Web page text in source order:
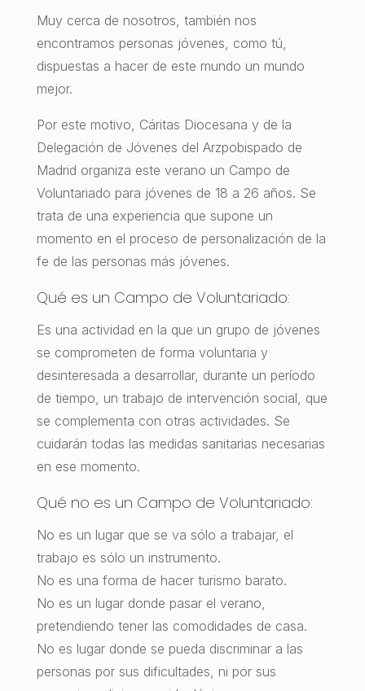
Muy cerca de nosotros, también nos
encontramos personas jóvenes, como tú,
dispuestas a hacer de este mundo un mundo
mejor.
Por este motivo, Cáritas Diocesana y de la
Delegación de Jóvenes del Arzpobispado de
Madrid organiza este verano un Campo de
Voluntariado para jóvenes de 18 a 26 años. Se
trata de una experiencia que supone un
momento en el proceso de personalización de la
fe de las personas más jóvenes.
Qué es un Campo de Voluntariado:
Es una actividad en la que un grupo de jóvenes
se comprometen de forma voluntaria y
desinteresada a desarrollar, durante un período
de tiempo, un trabajo de intervención social, que
se complementa con otras actividades. Se
cuidarán todas las medidas sanitarias necesarias
en ese momento.
Qué no es un Campo de Voluntariado:
No es un lugar que se va sólo a trabajar, el
trabajo es sólo un instrumento.
No es una forma de hacer turismo barato.
No es un lugar donde pasar el verano,
pretendiendo tener las comodidades de casa.
No es lugar donde se pueda discriminar a las
personas por sus dificultades, ni por sus